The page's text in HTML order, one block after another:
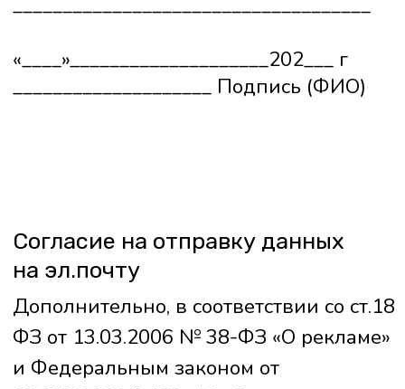
© Блокада Боли 2023
ООО "Центр БОЛИ НЕТ"
ОГРН 1223000001982
Лицензия Л041-01125-54/00641785